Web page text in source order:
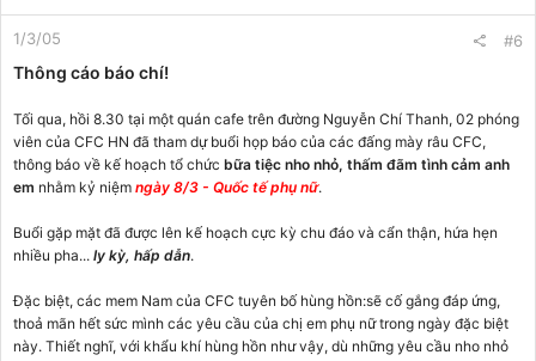
1/3/05 #6
Thông cáo báo chí!
Tối qua, hồi 8.30 tại một quán cafe trên đường Nguyễn Chí Thanh, 02 phóng
viên của CFC HN đã tham dự buổi họp báo của các đấng mày râu CFC,
thông báo về kế hoạch tổ chức bữa tiệc nho nhỏ, thấm đãm tình cảm anh
em nhằm kỷ niệm ngày 8/3 - Quốc tế phụ nữ.
Buổi gặp mặt đã được lên kế hoạch cực kỳ chu đáo và cẩn thận, hứa hẹn
nhiều pha... ly kỳ, hấp dẫn.
Đặc biệt, các mem Nam của CFC tuyên bố hùng hồn:sẽ cố gắng đáp ứng,
thoả mãn hết sức mình các yêu cầu của chị em phụ nữ trong ngày đặc biệt
này. Thiết nghĩ, với khẩu khí hùng hồn như vậy, dù những yêu cầu nho nhỏ